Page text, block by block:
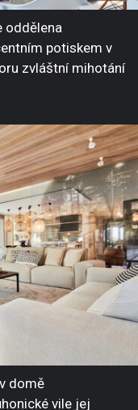
oddělena
potiskem v
zvláštní mihotání
domě
vile jej